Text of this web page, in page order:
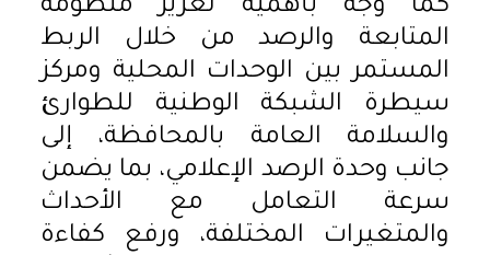
كما وجه بأهمية تعزيز منظومة
المتابعة والرصد من خلال الربط
المستمر بين الوحدات المحلية ومركز
سيطرة الشبكة الوطنية للطوارئ
والسلامة العامة بالمحافظة، إلى
جانب وحدة الرصد الإعلامي، بما يضمن
سرعة التعامل مع الأحداث
والمتغيرات المختلفة، ورفع كفاءة